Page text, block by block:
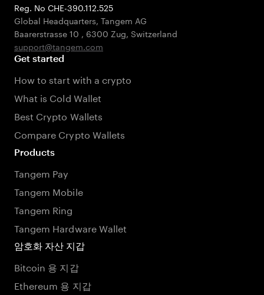
Reg. No CHE-390.112.525
Global Headquarters, Tangem AG
Baarerstrasse 10 , 6300 Zug, Switzerland
support@tangem.com
Get started
How to start with a crypto
What is Cold Wallet
Best Crypto Wallets
Compare Crypto Wallets
Products
Tangem Pay
Tangem Mobile
Tangem Ring
Tangem Hardware Wallet
암호화 자산 지갑
Bitcoin 용 지갑
Ethereum 용 지갑